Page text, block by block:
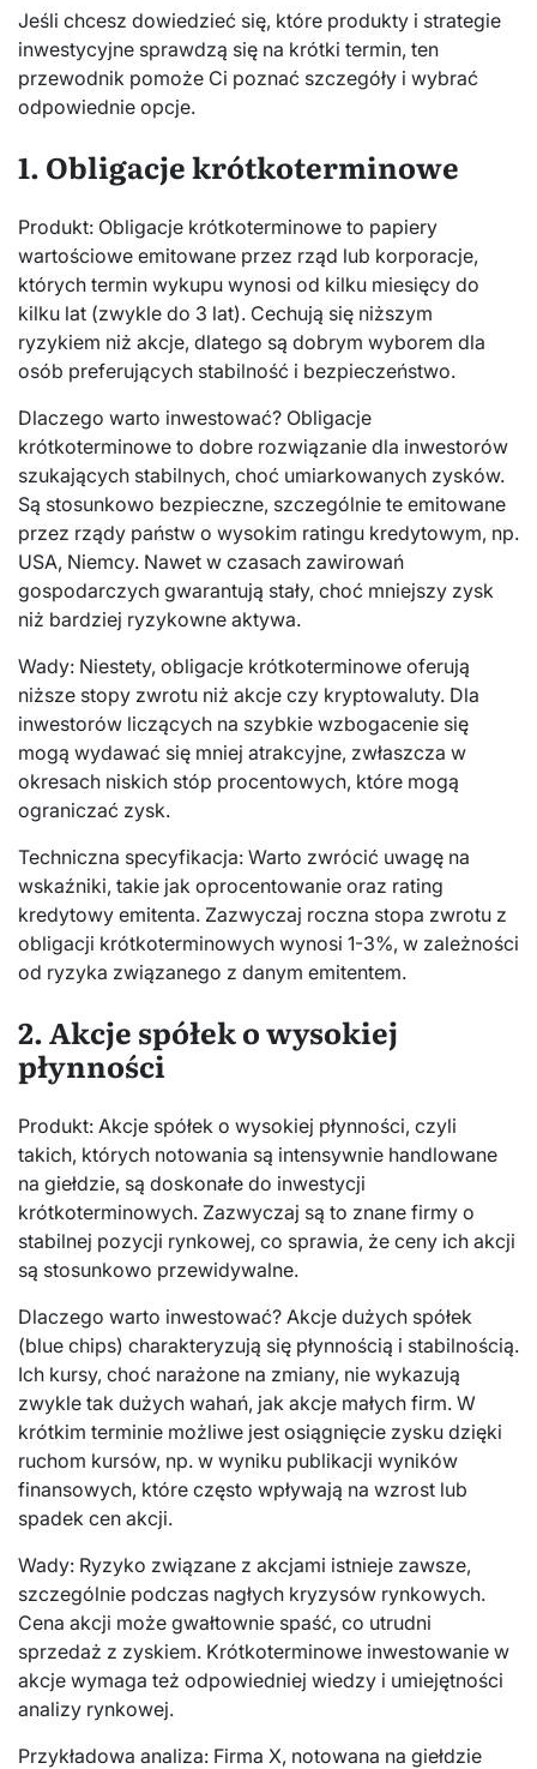
Jeśli chcesz dowiedzieć się, które produkty i strategie
inwestycyjne sprawdzą się na krótki termin, ten
przewodnik pomoże Ci poznać szczegóły i wybrać
odpowiednie opcje.
1. Obligacje krótkoterminowe
Produkt: Obligacje krótkoterminowe to papiery
wartościowe emitowane przez rząd lub korporacje,
których termin wykupu wynosi od kilku miesięcy do
kilku lat (zwykle do 3 lat). Cechują się niższym
ryzykiem niż akcje, dlatego są dobrym wyborem dla
osób preferujących stabilność i bezpieczeństwo.
Dlaczego warto inwestować? Obligacje
krótkoterminowe to dobre rozwiązanie dla inwestorów
szukających stabilnych, choć umiarkowanych zysków.
Są stosunkowo bezpieczne, szczególnie te emitowane
przez rządy państw o wysokim ratingu kredytowym, np.
USA, Niemcy. Nawet w czasach zawirowań
gospodarczych gwarantują stały, choć mniejszy zysk
niż bardziej ryzykowne aktywa.
Wady: Niestety, obligacje krótkoterminowe oferują
niższe stopy zwrotu niż akcje czy kryptowaluty. Dla
inwestorów liczących na szybkie wzbogacenie się
mogą wydawać się mniej atrakcyjne, zwłaszcza w
okresach niskich stóp procentowych, które mogą
ograniczać zysk.
Techniczna specyfikacja: Warto zwrócić uwagę na
wskaźniki, takie jak oprocentowanie oraz rating
kredytowy emitenta. Zazwyczaj roczna stopa zwrotu z
obligacji krótkoterminowych wynosi 1-3%, w zależności
od ryzyka związanego z danym emitentem.
2. Akcje spółek o wysokiej
płynności
Produkt: Akcje spółek o wysokiej płynności, czyli
takich, których notowania są intensywnie handlowane
na giełdzie, są doskonałe do inwestycji
krótkoterminowych. Zazwyczaj są to znane firmy o
stabilnej pozycji rynkowej, co sprawia, że ceny ich akcji
są stosunkowo przewidywalne.
Dlaczego warto inwestować? Akcje dużych spółek
(blue chips) charakteryzują się płynnością i stabilnością.
Ich kursy, choć narażone na zmiany, nie wykazują
zwykle tak dużych wahań, jak akcje małych firm. W
krótkim terminie możliwe jest osiągnięcie zysku dzięki
ruchom kursów, np. w wyniku publikacji wyników
finansowych, które często wpływają na wzrost lub
spadek cen akcji.
Wady: Ryzyko związane z akcjami istnieje zawsze,
szczególnie podczas nagłych kryzysów rynkowych.
Cena akcji może gwałtownie spaść, co utrudni
sprzedaż z zyskiem. Krótkoterminowe inwestowanie w
akcje wymaga też odpowiedniej wiedzy i umiejętności
analizy rynkowej.
Przykładowa analiza: Firma X, notowana na giełdzie